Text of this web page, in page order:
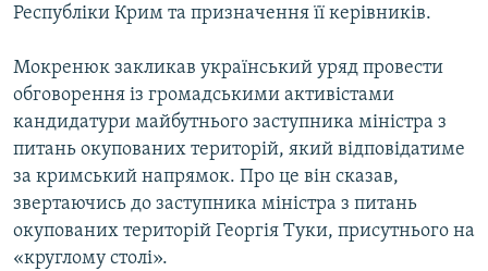
Республіки Крим та призначення її керівників.
Мокренюк закликав український уряд провести
обговорення із громадськими активістами
кандидатури майбутнього заступника міністра з
питань окупованих територій, який відповідатиме
за кримський напрямок. Про це він сказав,
звертаючись до заступника міністра з питань
окупованих територій Георгія Туки, присутнього на
«круглому столі».